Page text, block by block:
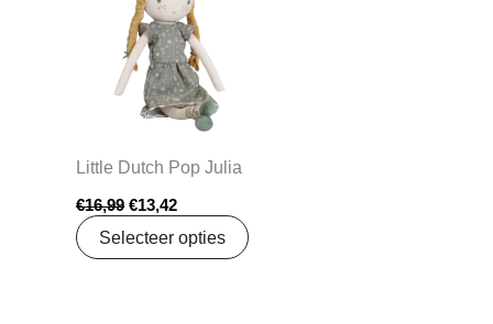
Little Dutch Pop Julia
€16,99
was:
€16,99.
€13,42
is:
€13,42.
Selecteer opties